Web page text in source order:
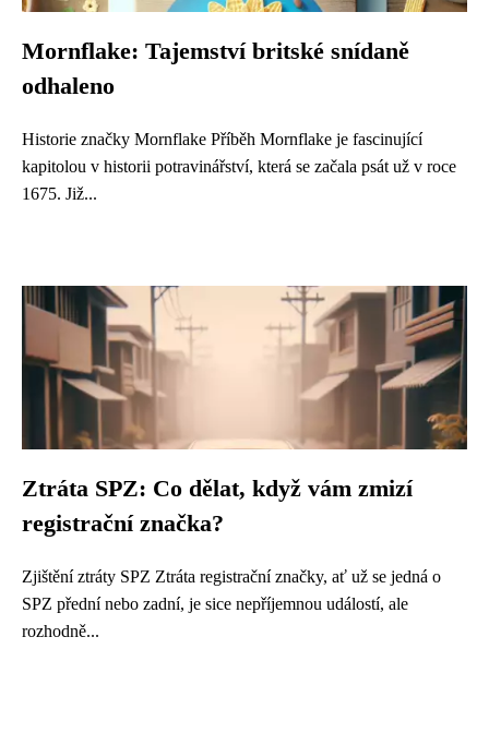
Mornflake: Tajemství britské snídaně
odhaleno
Historie značky Mornflake Příběh Mornflake je fascinující
kapitolou v historii potravinářství, která se začala psát už v roce
1675. Již...
Ztráta SPZ: Co dělat, když vám zmizí
registrační značka?
Zjištění ztráty SPZ Ztráta registrační značky, ať už se jedná o
SPZ přední nebo zadní, je sice nepříjemnou událostí, ale
rozhodně...